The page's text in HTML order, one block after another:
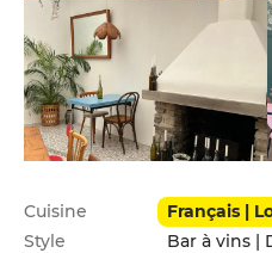
Infos
Cuisine
Français |
Style
Bar à vins |